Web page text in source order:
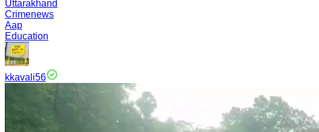
Uttarakhand
Crimenews
Aap
Education
kkavali56